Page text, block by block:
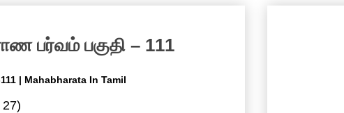
பர்வம் பகுதி – 111
| Mahabharata In Tamil